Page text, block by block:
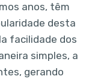
anos, têm
desta
facilidade dos
simples, a
gerando